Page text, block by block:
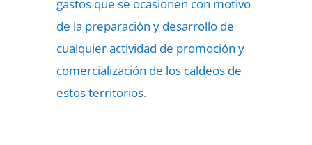
gastos que se ocasionen con motivo
de la preparación y desarrollo de
cualquier actividad de promoción y
comercialización de los caldeos de
estos territorios.